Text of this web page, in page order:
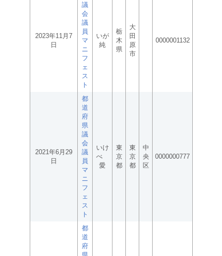
2023年11月7
日
議
会
議
員
マ
ニ
フ
ェ
ス
ト
いが
純
栃
木
県
大
田
原
市
0000001132
2021年6月29
日
都
道
府
県
議
会
議
員
マ
ニ
フ
ェ
ス
ト
いけ
べ
愛
東
京
都
東
京
都
中
央
区
0000000777
都
道
府